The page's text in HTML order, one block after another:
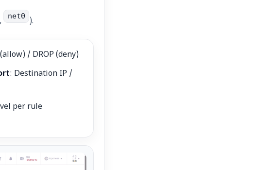
net0
).
(allow) / DROP (deny)
: Destination IP /
per rule